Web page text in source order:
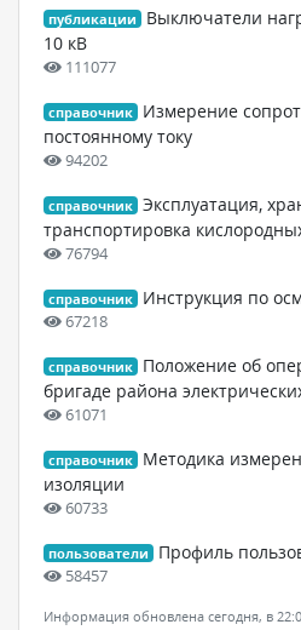
публикации
Выключатели
10 кВ
111077
справочник
Измерение
постоянному току
94202
справочник Эксплуатация,
транспортировка
76794
справочник Инструкция по
67218
справочник
Положение об
бригаде района
61071
справочник
Методика
изоляции
60733
пользователи Профиль
58457
Информация обновлена сегодня, в